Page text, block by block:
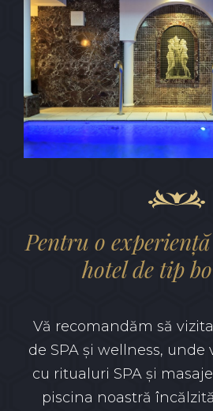
Pentru o
hotel de tip
Vă recomandăm să
de SPA și wellness, unde
cu ritualuri SPA și
piscina noastră